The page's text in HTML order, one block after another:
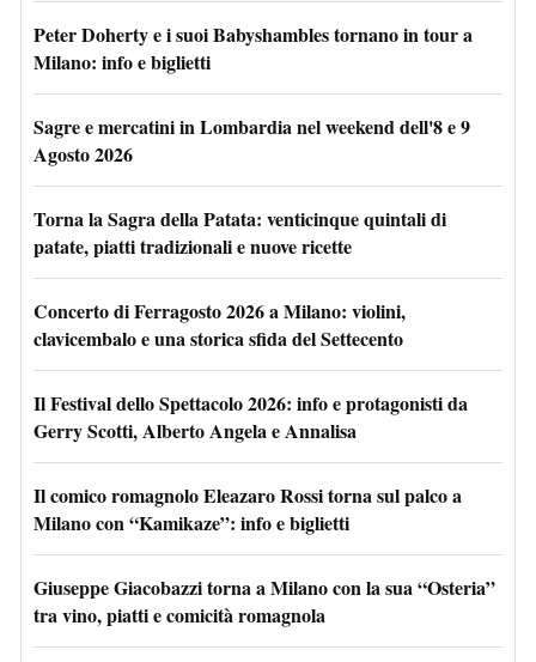
Peter Doherty e i suoi Babyshambles tornano in tour a
Milano: info e biglietti
Sagre e mercatini in Lombardia nel weekend dell'8 e 9
Agosto 2026
Torna la Sagra della Patata: venticinque quintali di
patate, piatti tradizionali e nuove ricette
Concerto di Ferragosto 2026 a Milano: violini,
clavicembalo e una storica sfida del Settecento
Il Festival dello Spettacolo 2026: info e protagonisti da
Gerry Scotti, Alberto Angela e Annalisa
Il comico romagnolo Eleazaro Rossi torna sul palco a
Milano con “Kamikaze”: info e biglietti
Giuseppe Giacobazzi torna a Milano con la sua “Osteria”
tra vino, piatti e comicità romagnola